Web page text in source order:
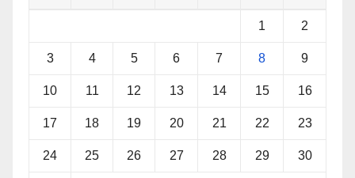
1 2
3 4 5 6 7 8 9
10 11 12 13 14 15 16
17 18 19 20 21 22 23
24 25 26 27 28 29 30